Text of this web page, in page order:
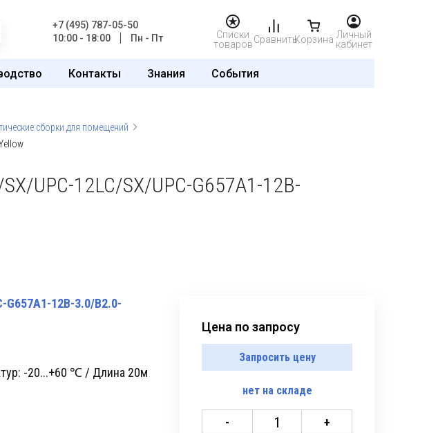
+7 (495) 787-05-50
10:00 - 18:00
Пн - Пт
Списки
товаровСравнитьКорзина Личный
кабинет
Контакты Знания События
сборки для помещений
UPC-12LC/SX/UPC-G657A1-12B-
G657A1-12B-3.0/B2.0-
-20...+60 ℃ / Длина 20м
Цена по запросу
Запросить цену
нет на складе
- +